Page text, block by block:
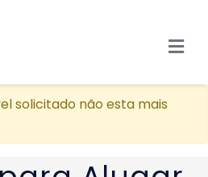
solicitado não esta mais